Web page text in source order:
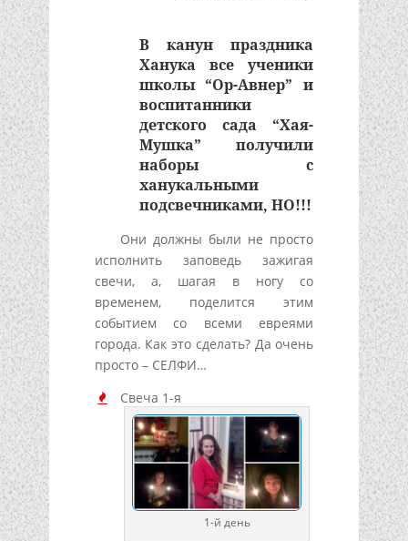
В канун праздника
Ханука все ученики
школы “Ор-Авнер” и
воспитанники
детского сада “Хая-
Мушка” получили
наборы с
ханукальными
подсвечниками, НО!!!
Они должны были не просто
исполнить заповедь зажигая
свечи, а, шагая в ногу со
временем, поделится этим
событием со всеми евреями
города. Как это сделать? Да очень
просто – СЕЛФИ…
Свеча 1-я
1-й день